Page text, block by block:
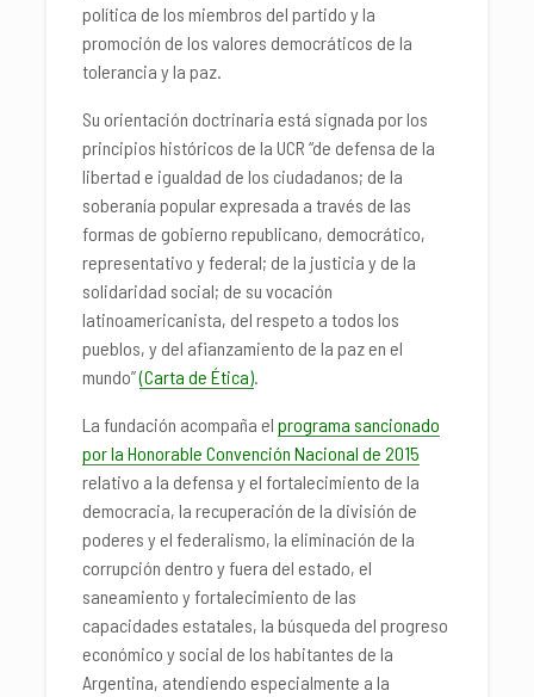
política de los miembros del partido y la
promoción de los valores democráticos de la
tolerancia y la paz.
Su orientación doctrinaria está signada por los
principios históricos de la UCR “de defensa de la
libertad e igualdad de los ciudadanos; de la
soberanía popular expresada a través de las
formas de gobierno republicano, democrático,
representativo y federal; de la justicia y de la
solidaridad social; de su vocación
latinoamericanista, del respeto a todos los
pueblos, y del afianzamiento de la paz en el
mundo”(Carta de Ética)
La fundación acompaña el programa sancionado
por la Honorable Convención Nacional de 2015
relativo a la defensa y el fortalecimiento de la
democracia, la recuperación de la división de
poderes y el federalismo, la eliminación de la
corrupción dentro y fuera del estado, el
saneamiento y fortalecimiento de las
capacidades estatales, la búsqueda del progreso
económico y social de los habitantes de la
Argentina, atendiendo especialmente a la